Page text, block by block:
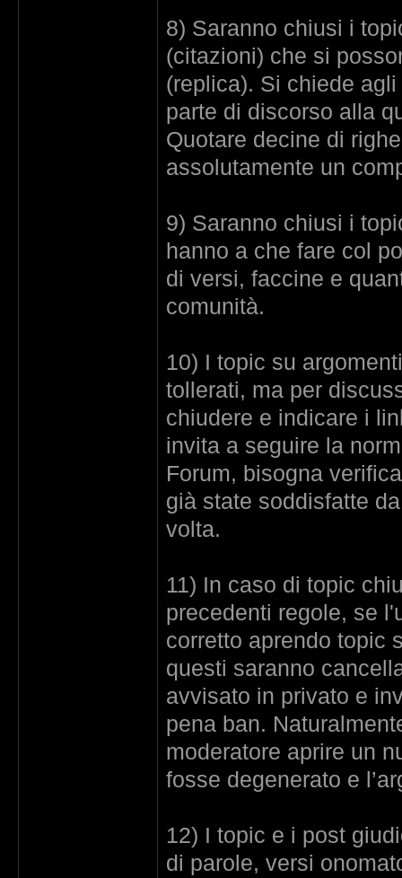
8) Saranno chiusi i
(citazioni) che si
(replica). Si chiede
parte di discorso alla
Quotare decine di
assolutamente un
9) Saranno chiusi i
hanno a che fare col
di versi, faccine e
comunità.
10) I topic su
tollerati, ma per
chiudere e indicare i
invita a seguire la
Forum, bisogna
già state soddisfatte
volta.
11) In caso di topic
precedenti regole, se
corretto aprendo topic
questi saranno
avvisato in privato e
pena ban.
moderatore aprire un
fosse degenerato e
12) I topic e i post
di parole, versi